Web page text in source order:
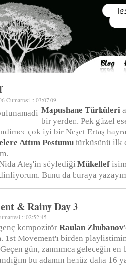
Cumartesi :: 03:07:09
Mapushane Türküleri
bir yerden. Pek güzel
çok iyi bir Neşet Ertaş
Attım Postumu türküsünü ilk
Ateş'in söylediği Mükellef
Bunu da buraya
& Rainy Day 3
:: 02:52:45
kompozitör Raulan Zhubanov
1st Movement'ı birden
gün, zannımca geleceğin
bu adamın henüz daha 16